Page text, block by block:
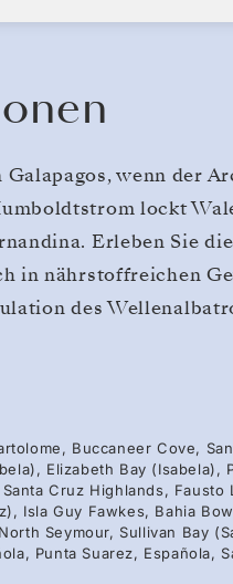
wenn der
lockt
Erleben Sie
in nährstoffreichen
des
Buccaneer Cove,
Elizabeth Bay (Isabela),
Cruz Highlands,
Isla Guy Fawkes, Bahia
Seymour, Sullivan Bay
Punta Suarez, Española,